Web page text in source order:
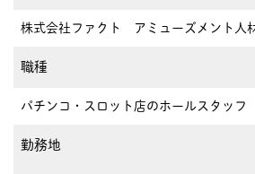
株式会社ファクト アミューズメント人
職種
パチンコ・スロット店のホールスタッフ
勤務地